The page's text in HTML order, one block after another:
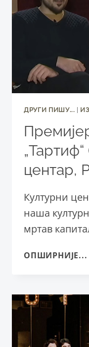
ДРУГИ ПИШУ... |
центар,
Културни
наша
мртав
ОПШИРНИЈЕ...